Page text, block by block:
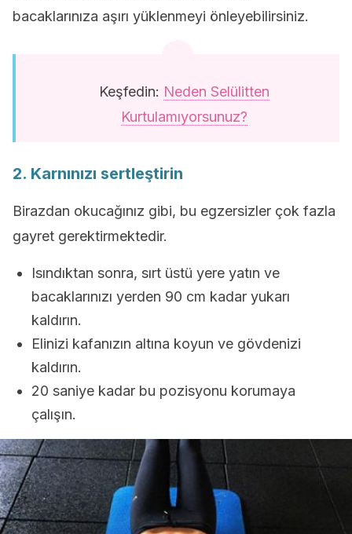
bacaklarınıza aşırı yüklenmeyi önleyebilirsiniz.
Keşfedin: Neden Selülitten
Kurtulamıyorsunuz?
2. Karnınızı sertleştirin
Birazdan okucağınız gibi, bu egzersizler çok fazla
gayret gerektirmektedir.
Isındıktan sonra, sırt üstü yere yatın ve
bacaklarınızı yerden 90 cm kadar yukarı
kaldırın.
Elinizi kafanızın altına koyun ve gövdenizi
kaldırın.
20 saniye kadar bu pozisyonu korumaya
çalışın.